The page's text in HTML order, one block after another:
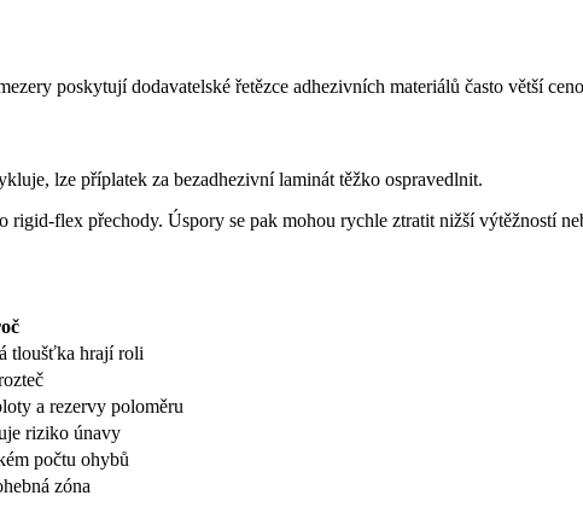
poskytují dodavatelské řetězce adhezivních materiálů často větší
lze příplatek za bezadhezivní laminát těžko ospravedlnit.
flex přechody. Úspory se pak mohou rychle ztratit nižší výtěžností
tloušťka hrají roli
a rezervy poloměru
riziko únavy
počtu ohybů
zóna